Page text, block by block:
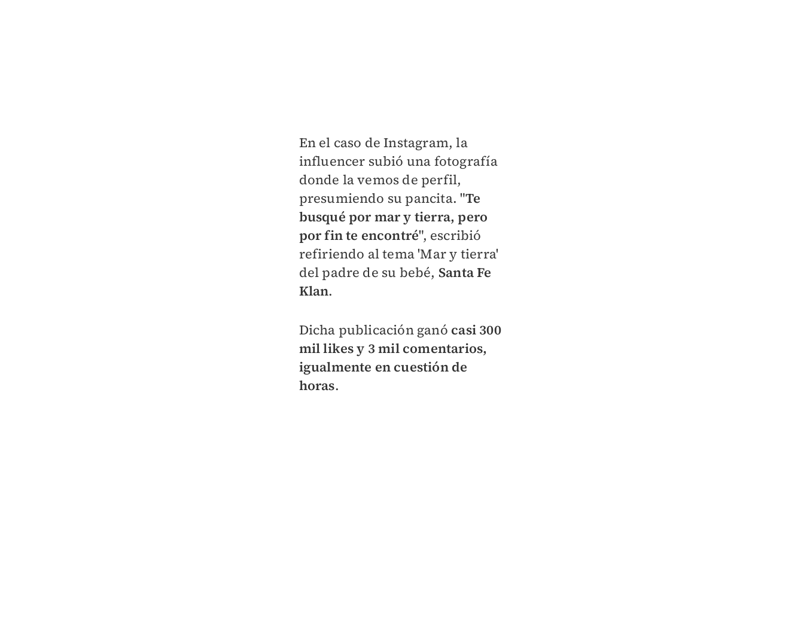
​En el caso de Instagram, la
influencer subió una fotografía
donde la vemos de perfil,
presumiendo su pancita. "Te
busqué por mar y tierra, pero
por fin te encontré", escribió
refiriendo al tema 'Mar y tierra'
del padre de su bebé, Santa Fe
Klan.
Dicha publicación ganó casi 300
mil likes y 3 mil comentarios,
igualmente en cuestión de
horas.